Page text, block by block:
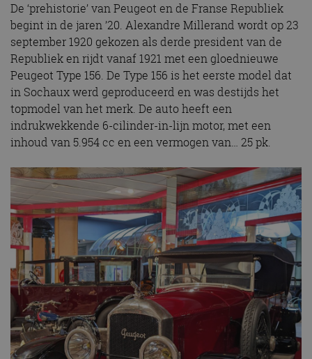
De ‘prehistorie’ van Peugeot en de Franse Republiek
begint in de jaren ’20. Alexandre Millerand wordt op 23
september 1920 gekozen als derde president van de
Republiek en rijdt vanaf 1921 met een gloednieuwe
Peugeot Type 156. De Type 156 is het eerste model dat
in Sochaux werd geproduceerd en was destijds het
topmodel van het merk. De auto heeft een
indrukwekkende 6-cilinder-in-lijn motor, met een
inhoud van 5.954 cc en een vermogen van… 25 pk.